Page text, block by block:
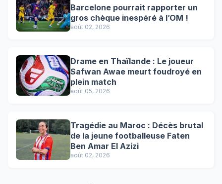
Barcelone pourrait rapporter un
gros chèque inespéré à l’OM !
août 02, 2026
Drame en Thaïlande : Le joueur
Safwan Awae meurt foudroyé en
plein match
août 05, 2026
Tragédie au Maroc : Décès brutal
de la jeune footballeuse Faten
Ben Amar El Azizi
août 02, 2026